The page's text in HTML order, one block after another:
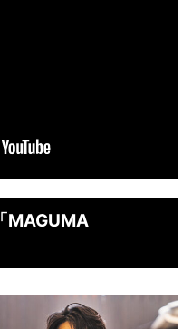
「MAGUMA